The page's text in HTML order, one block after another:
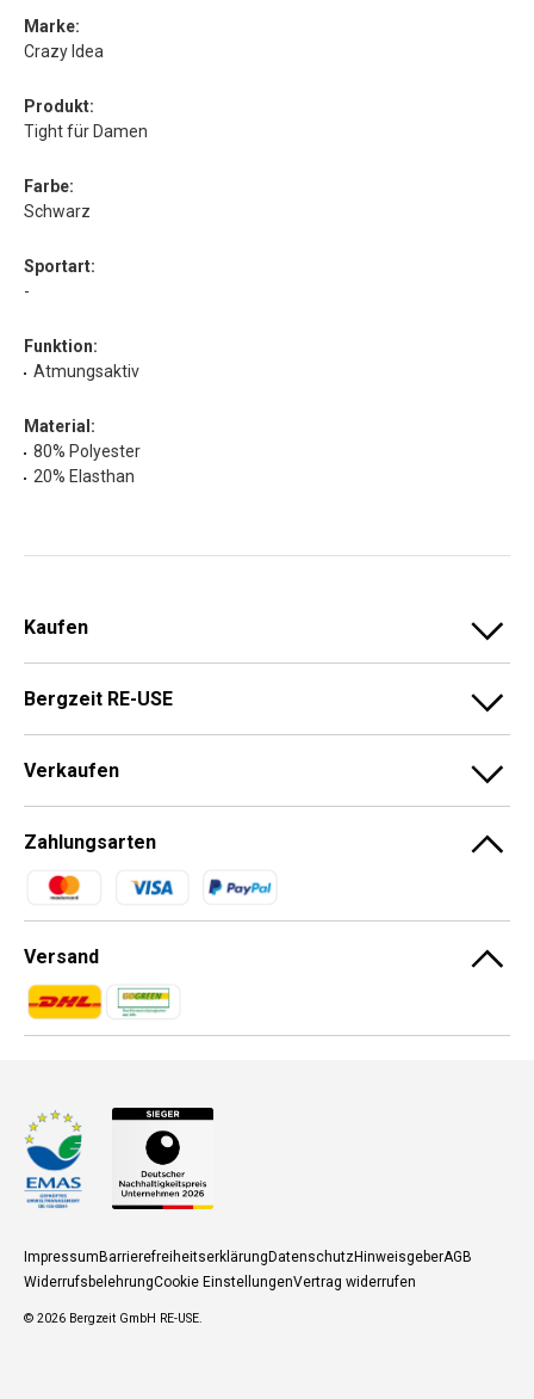
Marke:
Crazy Idea
Produkt:
Tight für Damen
Farbe:
Schwarz
Sportart:
-
Funktion:
Atmungsaktiv
Material:
80% Polyester
20% Elasthan
Kaufen
Bergzeit RE-USE
Verkaufen
Zahlungsarten
Zahlungsmethoden
Versand
Zahlungsmethoden
Zahlungsmethoden
ImpressumBarrierefreiheitserklärungDatenschutzHinweisgeberAGB
WiderrufsbelehrungCookie EinstellungenVertrag widerrufen
© 2026 Bergzeit GmbH RE-USE.